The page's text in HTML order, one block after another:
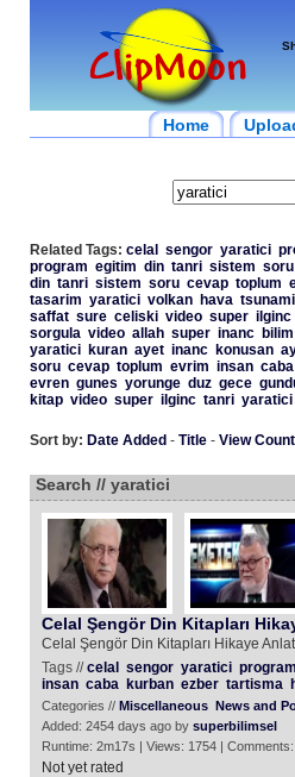
Home
Related Tags: celal sengor yaratici
program egitim din tanri sistem soru
din tanri sistem soru cevap toplum
tasarim yaratici volkan hava tsunami
saffat sure celiski video super ilginc
sorgula video allah super inanc bilim
yaratici
kuran ayet inanc konusan
soru cevap toplum evrim insan caba
evren gunes yorunge duz gece
kitap video super ilginc tanri yaratici
Sort by: Date Added - Title- View Count
Search // yaratici
Celal Şengör Din Kitapları
Celal Şengör Din Kitapları Hikaye
Tags //celal sengor yaratici program
insan caba kurban ezber tartisma
Categories // Miscellaneous News and
Added: 2454 days ago by superbilimsel
Runtime: 2m17s | Views: 1754 |
Not yet rated